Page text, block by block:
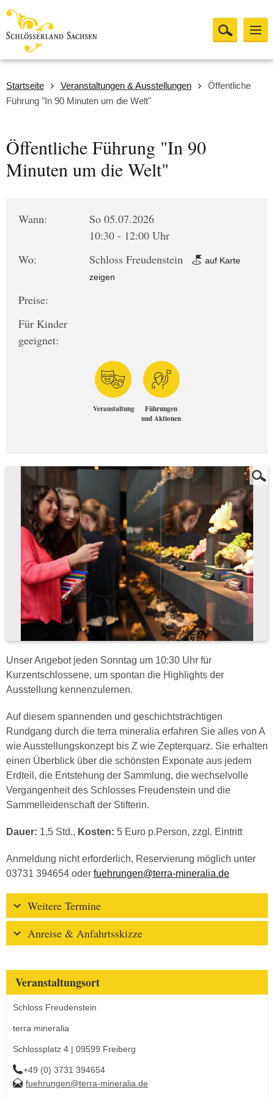
Startseite Veranstaltungen & Ausstellungen
Öffentliche
Führung "In 90 Minuten um die Welt"
Öffentliche Führung "In 90
Minuten um die Welt"
Wann:
So 05.07.2026
10:30 - 12:00 Uhr
Wo:
Schloss Freudenstein
auf Karte
zeigen
Preise:
Für Kinder
geeignet:
Veranstaltung
Führungen
und Aktionen
Unser Angebot jeden Sonntag um 10:30 Uhr für
Kurzentschlossene, um spontan die Highlights der
Ausstellung kennenzulernen.
Auf diesem spannenden und geschichtsträchtigen
Rundgang durch die terra mineralia erfahren Sie alles von A
wie Ausstellungskonzept bis Z wie Zepterquarz. Sie erhalten
einen Überblick über die schönsten Exponate aus jedem
Erdteil, die Entstehung der Sammlung, die wechselvolle
Vergangenheit des Schlosses Freudenstein und die
Sammelleidenschaft der Stifterin.
Dauer: 1,5 Std., Kosten: 5 Euro p.Person, zzgl. Eintritt
Anmeldung nicht erforderlich, Reservierung möglich unter
03731 394654 oder fuehrungen@terra-mineralia.de
Weitere Termine
Anreise & Anfahrtsskizze
Veranstaltungsort
Schloss Freudenstein
terra mineralia
Schlossplatz 4 | 09599 Freiberg
+49 (0) 3731 394654
fuehrungen@terra-mineralia.de